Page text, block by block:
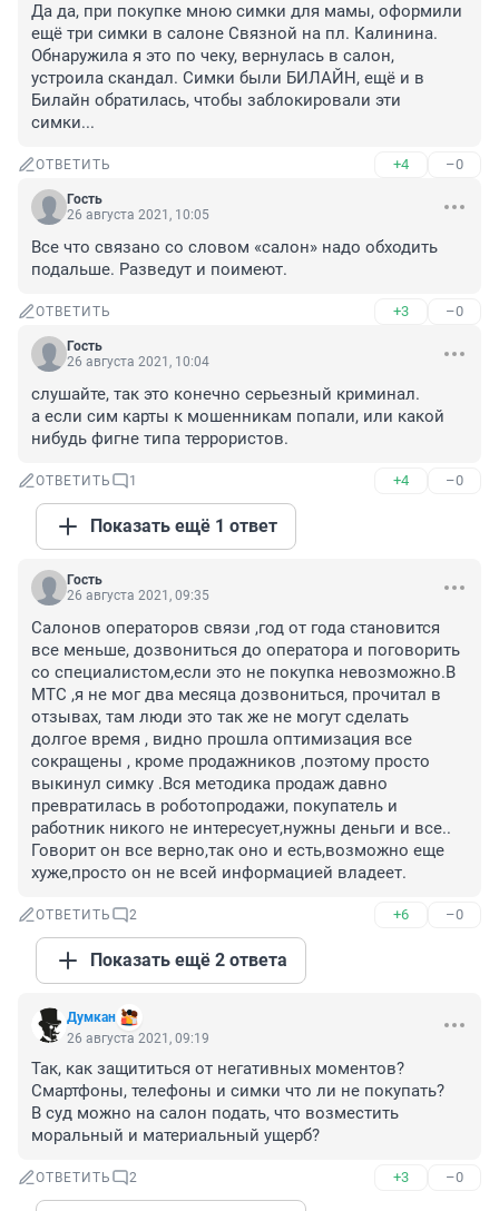
Да да, при покупке мною симки для мамы, оформили
ещё три симки в салоне Связной на пл. Калинина.
Обнаружила я это по чеку, вернулась в салон,
устроила скандал. Симки были БИЛАЙН, ещё и в
Билайн обратилась, чтобы заблокировали эти
симки...
ОТВЕТИТЬ +4 –0
Гость
26 августа 2021, 10:05
Все что связано со словом «салон» надо обходить
подальше. Разведут и поимеют.
ОТВЕТИТЬ +3 –0
Гость
26 августа 2021, 10:04
слушайте, так это конечно серьезный криминал.
а если сим карты к мошенникам попали, или какой
нибудь фигне типа террористов.
ОТВЕТИТЬ 1 +4 –0
Показать ещё 1 ответ
Гость
26 августа 2021, 09:35
Салонов операторов связи ,год от года становится
все меньше, дозвониться до оператора и поговорить
со специалистом,если это не покупка невозможно.В
МТС ,я не мог два месяца дозвониться, прочитал в
отзывах, там люди это так же не могут сделать
долгое время , видно прошла оптимизация все
сокращены , кроме продажников ,поэтому просто
выкинул симку .Вся методика продаж давно
превратилась в роботопродажи, покупатель и
работник никого не интересует,нужны деньги и все..
Говорит он все верно,так оно и есть,возможно еще
хуже,просто он не всей информацией владеет.
ОТВЕТИТЬ 2 +6 –0
Показать ещё 2 ответа
Думкан
26 августа 2021, 09:19
Так, как защититься от негативных моментов?
Смартфоны, телефоны и симки что ли не покупать?
В суд можно на салон подать, что возместить
моральный и материальный ущерб?
ОТВЕТИТЬ 2 +3 –0